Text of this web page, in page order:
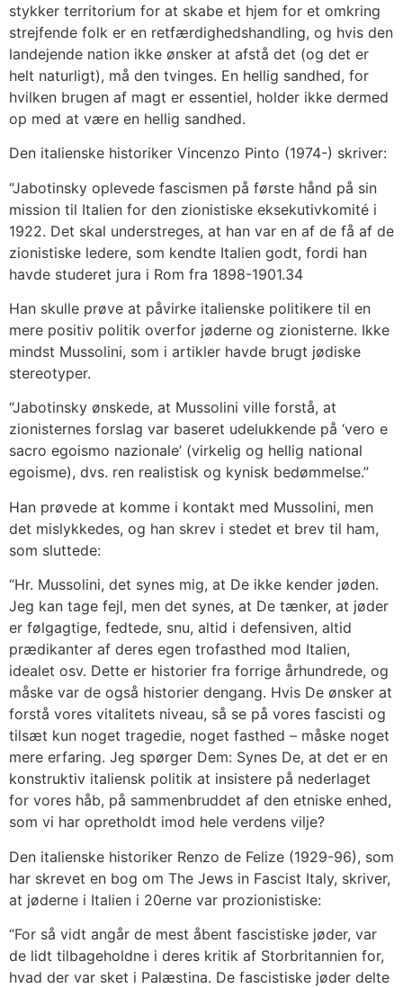
stykker territorium for at skabe et hjem for et omkring
strejfende folk er en retfærdighedshandling, og hvis den
landejende nation ikke ønsker at afstå det (og det er
helt naturligt), må den tvinges. En hellig sandhed, for
hvilken brugen af magt er essentiel, holder ikke dermed
op med at være en hellig sandhed.
Den italienske historiker Vincenzo Pinto (1974-) skriver:
“Jabotinsky oplevede fascismen på første hånd på sin
mission til Italien for den zionistiske eksekutivkomité i
1922. Det skal understreges, at han var en af de få af de
zionistiske ledere, som kendte Italien godt, fordi han
havde studeret jura i Rom fra 1898-1901.34
Han skulle prøve at påvirke italienske politikere til en
mere positiv politik overfor jøderne og zionisterne. Ikke
mindst Mussolini, som i artikler havde brugt jødiske
stereotyper.
“Jabotinsky ønskede, at Mussolini ville forstå, at
zionisternes forslag var baseret udelukkende på ‘vero e
sacro egoismo nazionale’ (virkelig og hellig national
egoisme), dvs. ren realistisk og kynisk bedømmelse.”
Han prøvede at komme i kontakt med Mussolini, men
det mislykkedes, og han skrev i stedet et brev til ham,
som sluttede:
“Hr. Mussolini, det synes mig, at De ikke kender jøden.
Jeg kan tage fejl, men det synes, at De tænker, at jøder
er følgagtige, fedtede, snu, altid i defensiven, altid
prædikanter af deres egen trofasthed mod Italien,
idealet osv. Dette er historier fra forrige århundrede, og
måske var de også historier dengang. Hvis De ønsker at
forstå vores vitalitets niveau, så se på vores fascisti og
tilsæt kun noget tragedie, noget fasthed – måske noget
mere erfaring. Jeg spørger Dem: Synes De, at det er en
konstruktiv italiensk politik at insistere på nederlaget
for vores håb, på sammenbruddet af den etniske enhed,
som vi har opretholdt imod hele verdens vilje?
Den italienske historiker Renzo de Felize (1929-96), som
har skrevet en bog om The Jews in Fascist Italy, skriver,
at jøderne i Italien i 20erne var prozionistiske:
“For så vidt angår de mest åbent fascistiske jøder, var
de lidt tilbageholdne i deres kritik af Storbritannien for,
hvad der var sket i Palæstina. De fascistiske jøder delte